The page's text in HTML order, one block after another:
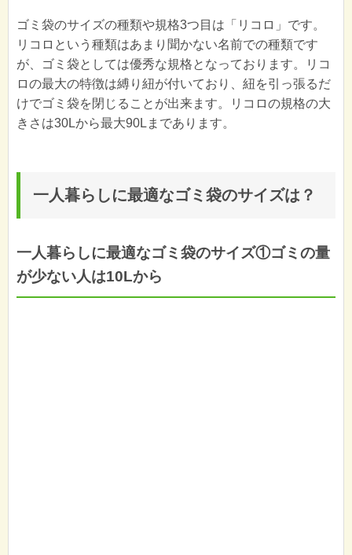
ゴミ袋のサイズの種類や規格3つ目は「リコロ」です。
リコロという種類はあまり聞かない名前での種類です
が、ゴミ袋としては優秀な規格となっております。リコ
ロの最大の特徴は縛り紐が付いており、紐を引っ張るだ
けでゴミ袋を閉じることが出来ます。リコロの規格の大
きさは30Lから最大90Lまであります。
一人暮らしに最適なゴミ袋のサイズは？
一人暮らしに最適なゴミ袋のサイズ①ゴミの量
が少ない人は10Lから